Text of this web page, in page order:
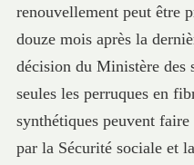
renouvellement peut être
douze mois après la
décision du Ministère des
seules les perruques en
synthétiques peuvent
par la Sécurité sociale et